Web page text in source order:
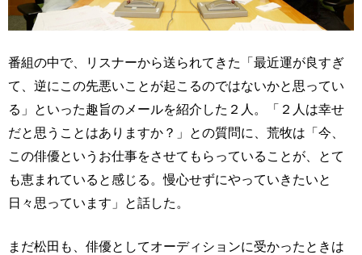
番組の中で、リスナーから送られてきた「最近運が良すぎ
て、逆にこの先悪いことが起こるのではないかと思ってい
る」といった趣旨のメールを紹介した２人。「２人は幸せ
だと思うことはありますか？」との質問に、荒牧は「今、
この俳優というお仕事をさせてもらっていることが、とて
も恵まれていると感じる。慢心せずにやっていきたいと
日々思っています」と話した。
まだ松田も、俳優としてオーディションに受かったときは